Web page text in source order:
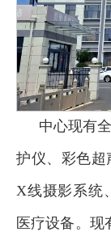
中心现有
护仪、彩色
X线摄影系统
医疗设备。现